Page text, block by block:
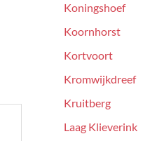
Koningshoef
Koornhorst
Kortvoort
Kromwijkdreef
Kruitberg
Laag Klieverink